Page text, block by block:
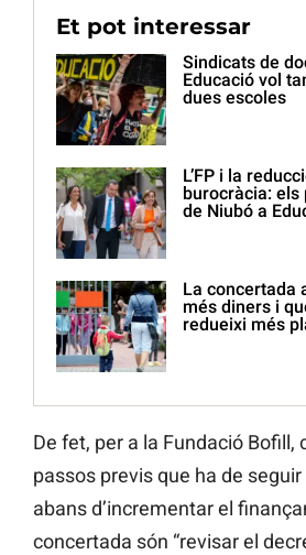
Et pot interessar
Sindicats de
Educació vol
dues escoles
L’FP i la
burocràcia: els
de Niubó a
La concertada
més diners i
redueixi més
De fet, per a la Fundació Bofill,
passos previs que ha de
abans d’incrementar el
concertada són “revisar el